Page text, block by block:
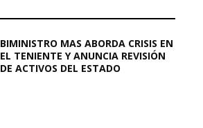
BIMINISTRO MAS ABORDA CRISIS EN
EL TENIENTE Y ANUNCIA REVISIÓN
DE ACTIVOS DEL ESTADO